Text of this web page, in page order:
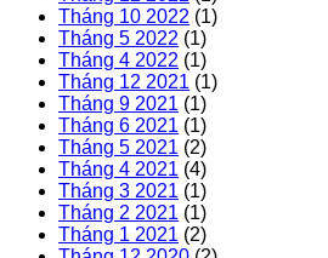
Tháng 10 2022 (1)
Tháng 5 2022 (1)
Tháng 4 2022 (1)
Tháng 12 2021 (1)
Tháng 9 2021 (1)
Tháng 6 2021 (1)
Tháng 5 2021 (2)
Tháng 4 2021 (4)
Tháng 3 2021 (1)
Tháng 2 2021 (1)
Tháng 1 2021 (2)